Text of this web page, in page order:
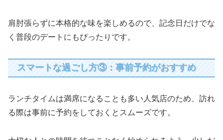
肩肘張らずに本格的な味を楽しめるので、記念日だけでな
く普段のデートにもぴったりです。
スマートな過ごし方③：事前予約がおすすめ
ランチタイムは満席になることも多い人気店のため、訪れ
る際は事前に予約をしておくとスムーズです。